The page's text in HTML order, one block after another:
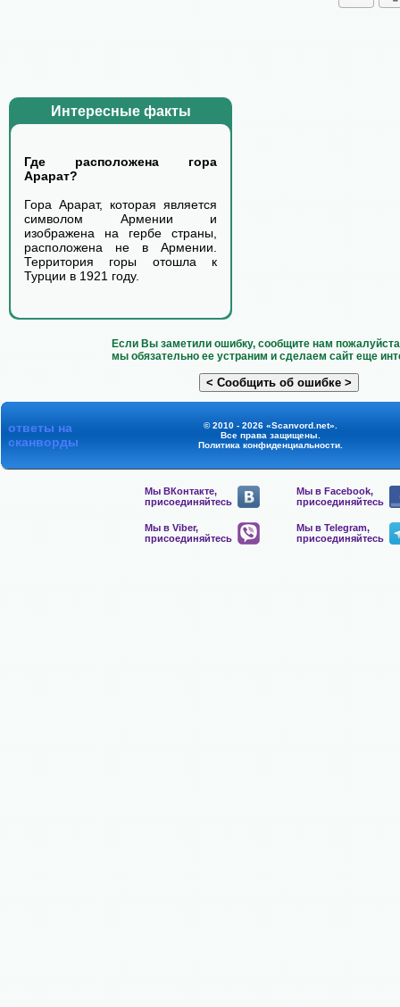
Интересные факты
Где расположена гора
Арарат?
Гора Арарат, которая является
символом Армении и
изображена на гербе страны,
расположена не в Армении.
Территория горы отошла к
Турции в 1921 году.
Если Вы заметили ошибку, сообщите нам
мы обязательно ее устраним и сделаем сайт еще
ответы на
сканворды
© 2010 - 2026 «Scanvord.net».
Все права защищены.
Политика конфиденциальности.
Мы ВКонтакте,
присоединяйтесь
Мы в Facebook,
присоединяйтесь
Мы в Viber,
присоединяйтесь
Мы в Telegram,
присоединяйтесь